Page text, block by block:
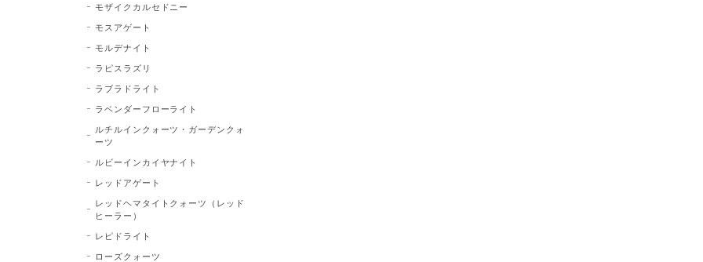
モザイクカルセドニー
モスアゲート
モルデナイト
ラピスラズリ
ラブラドライト
ラベンダーフローライト
ルチルインクォーツ・ガーデンクォ
ーツ
ルビーインカイヤナイト
レッドアゲート
レッドヘマタイトクォーツ（レッド
ヒーラー）
レピドライト
ローズクォーツ